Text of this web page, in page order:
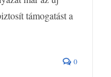
támogatást a
0